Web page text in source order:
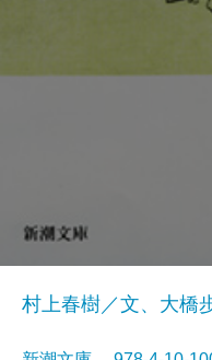
村上春樹／文、大橋